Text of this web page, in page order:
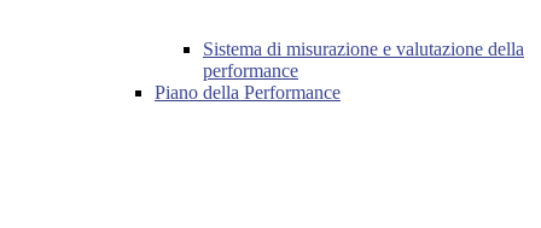
Sistema di misurazione e valutazione della
performance
Piano della Performance